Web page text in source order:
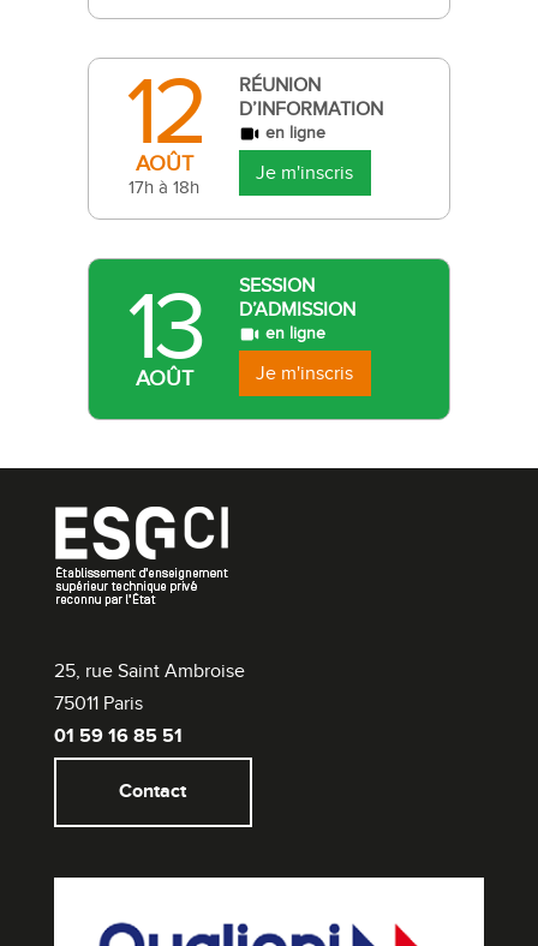
12
AOÛT
17h à 18h
RÉUNION
D’INFORMATION
en ligne
Je m'inscris
13
AOÛT
SESSION
D’ADMISSION
en ligne
Je m'inscris
25, rue Saint Ambroise
75011 Paris
01 59 16 85 51
Contact